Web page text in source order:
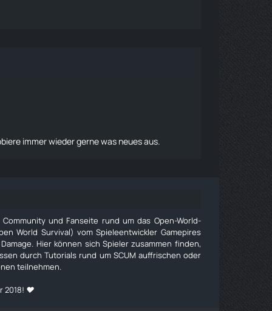
immer wieder gerne was neues aus.
und Fanseite rund um das Open-World-
World Survival) vom Spieleentwickler Gamepires
Hier können sich Spieler zusammen finden,
durch Tutorials rund um SCUM auffrischen oder
teilnehmen.
2018! ❤️